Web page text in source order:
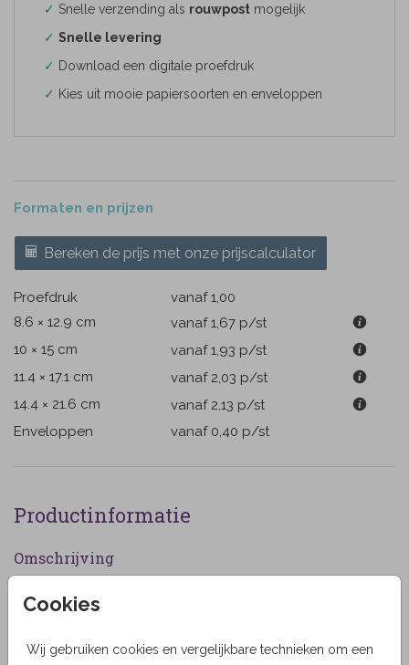
Cookies
Wij gebruiken cookies en vergelijkbare technieken om een
✓ Snelle verzending als rouwpost mogelijk
✓ Snelle levering
✓ Download een digitale proefdruk
✓ Kies uit mooie papiersoorten en enveloppen
Formaten en prijzen
Bereken de prijs met onze prijscalculator
Proefdruk
vanaf 1,00
8.6 × 12.9 cm
vanaf 1,67 p/st
10 × 15 cm
vanaf 1,93 p/st
11.4 × 17.1 cm
vanaf 2,03 p/st
14.4 × 21.6 cm
vanaf 2,13 p/st
Enveloppen
vanaf 0,40 p/st
Productinformatie
Omschrijving
(1232)
Designer